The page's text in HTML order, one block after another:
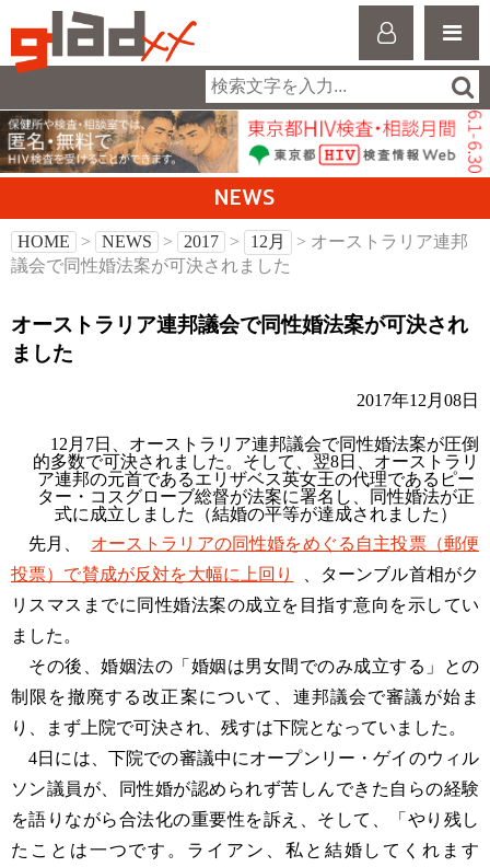
NEWS
HOME > NEWS > 2017 > 12月
> オーストラリア連邦
議会で同性婚法案が可決されました
オーストラリア連邦議会で同性婚法案が可決され
ました
2017年12月08日
12月7日、オーストラリア連邦議会で同性婚法案が圧倒
的多数で可決されました。そして、翌8日、オーストラリ
ア連邦の元首であるエリザベス英女王の代理であるピー
ター・コスグローブ総督が法案に署名し、同性婚法が正
式に成立しました（結婚の平等が達成されました）
先月、
オーストラリアの同性婚をめぐる自主投票（郵便
投票）で賛成が反対を大幅に上回り
、ターンブル首相がク
リスマスまでに同性婚法案の成立を目指す意向を示してい
ました。
その後、婚姻法の「婚姻は男女間でのみ成立する」との
制限を撤廃する改正案について、連邦議会で審議が始ま
り、まず上院で可決され、残すは下院となっていました。
4日には、下院での審議中にオープンリー・ゲイのウィル
ソン議員が、同性婚が認められず苦しんできた自らの経験
を語りながら合法化の重要性を訴え、そして、「やり残し
たことは一つです。ライアン、私と結婚してくれます